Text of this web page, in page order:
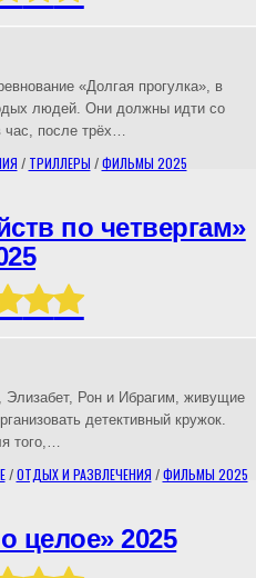
«Долгая прогулка», в
людей. Они должны идти со
после трёх…
/ ТРИЛЛЕРЫ /ФИЛЬМЫ 2025
по четвергам»
Элизабет, Рон и Ибрагим, живущие
детективный кружок.
того,…
/ОТДЫХ И РАЗВЛЕЧЕНИЯ /ФИЛЬМЫ 2025
целое» 2025